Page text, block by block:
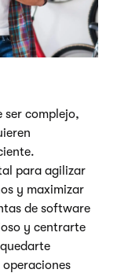
ser complejo,
para agilizar
y maximizar
de software
y centrarte